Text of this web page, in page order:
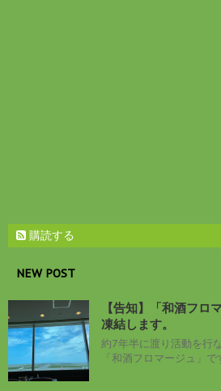
購読する
NEW POST
【告知】「和酒フロ
凍結します。
約7年半に渡り活動を行
「和酒フロマージュ」